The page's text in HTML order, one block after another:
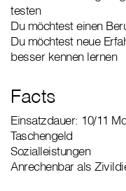
testen
Du möchtest einen
Du möchtest neue
besser kennen lernen
Facts
Einsatzdauer: 10/11
Taschengeld
Sozialleistungen
Anrechenbar als